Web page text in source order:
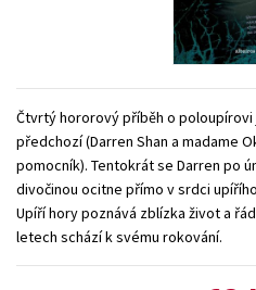
Zahraniční
Čtvrtý hororový příběh o poloupírovi
předchozí (Darren Shan a madame
pomocník). Tentokrát se Darren po
divočinou ocitne přímo v srdci
Upíří hory poznává zblízka život a
letech schází k svému rokování.